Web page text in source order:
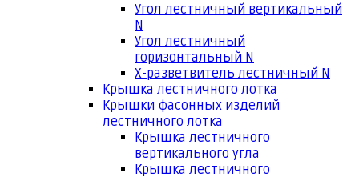
Угол лестничный вертикальный
N
Угол лестничный
горизонтальный N
Х-разветвитель лестничный N
Крышка лестничного лотка
Крышки фасонных изделий
лестничного лотка
Крышка лестничного
вертикального угла
Крышка лестничного